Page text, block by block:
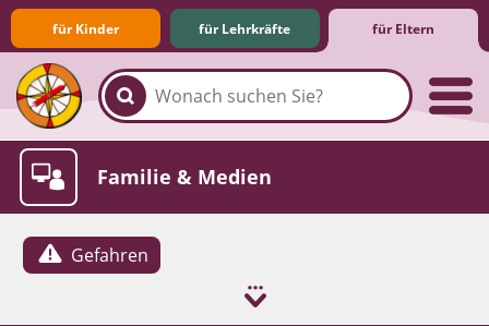
für Kinder für Lehrkräfte für Eltern
Familie & Medien
Gefahren